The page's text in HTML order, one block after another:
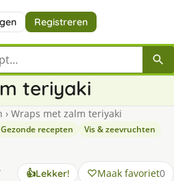
Registreren
teriyaki
› Wraps met zalm teriyaki
Gezonde recepten
Vis & zeevruchten
👍Lekker! Maak favoriet0